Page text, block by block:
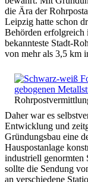
die Ära der
Leipzig hatte schon
Behörden
bekannteste Stadt-
von mehr als 3,5 km
Daher war es
Entwicklung und
Gründungsbau eine
Hauspostanlage
industriell genormten
sollte die Sendung
an verschiedene